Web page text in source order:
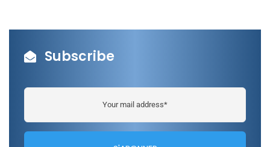
Subscribe